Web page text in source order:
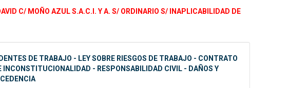
C/ MOÑO AZUL S.A.C.I. Y A. S/ ORDINARIO S/ INAPLICABILIDAD DE
DE TRABAJO - LEY SOBRE RIESGOS DE TRABAJO - CONTRATO
INCONSTITUCIONALIDAD - RESPONSABILIDAD CIVIL - DAÑOS Y